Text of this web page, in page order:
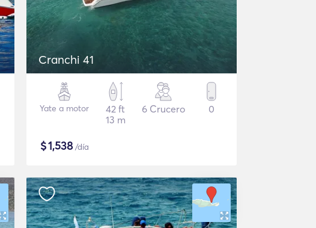
Cranchi 41
Yate a motor
42 ft
13 m
6 Crucero 0
$1,538/día